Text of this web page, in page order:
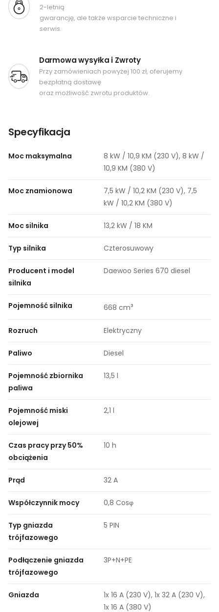
2-letnią
gwarancję, ale także wsparcie techniczne i
serwis.
Darmowa wysyłka i Zwroty
Przy zamówieniach powyżej 100 zł, oferujemy
bezpłatną dostawę
oraz możliwość zwrotu produktów.
Specyfikacja
Moc maksymalna
8 kW / 10,9 KM (230 V), 8 kW /
10,9 KM (380 V)
Moc znamionowa
7,5 kW / 10,2 KM (230 V), 7,5
kW / 10,2 KM (380 V)
Moc silnika 13,2 kW / 18 KM
Typ silnika Czterosuwowy
Producent i model
silnika
Daewoo Series 670 diesel
Pojemność silnika 668 cm³
Rozruch Elektryczny
Paliwo Diesel
Pojemność zbiornika
paliwa
13,5 l
Pojemność miski
olejowej
2,1 l
Czas pracy przy 50%
obciążenia
10 h
Prąd 32 A
Współczynnik mocy 0,8 Cosφ
Typ gniazda
trójfazowego
5 PIN
Podłączenie gniazda
trójfazowego
3P+N+PE
Gniazda
1x 16 A (230 V), 1x 32 A (230 V),
1x 16 A (380 V)